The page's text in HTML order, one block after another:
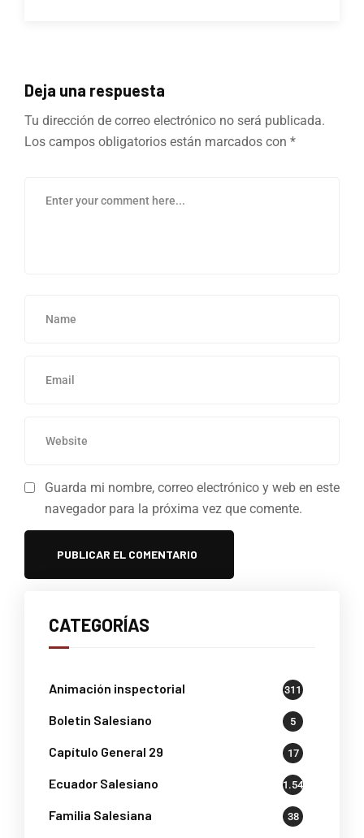
Deja una respuesta
Tu dirección de correo electrónico no será publicada.
Los campos obligatorios están marcados con *
Guarda mi nombre, correo electrónico y web en este
navegador para la próxima vez que comente.
CATEGORÍAS
Animación inspectorial 311
Boletin Salesiano 5
Capítulo General 29 17
Ecuador Salesiano 1.541
Familia Salesiana 38